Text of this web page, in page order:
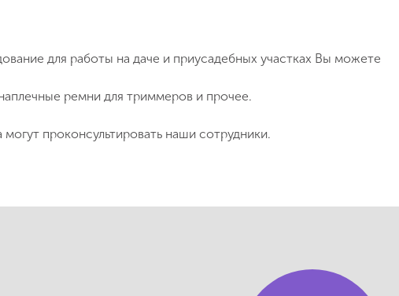
для работы на даче и приусадебных участках Вы можете
ремни для триммеров и прочее.
проконсультировать наши сотрудники.